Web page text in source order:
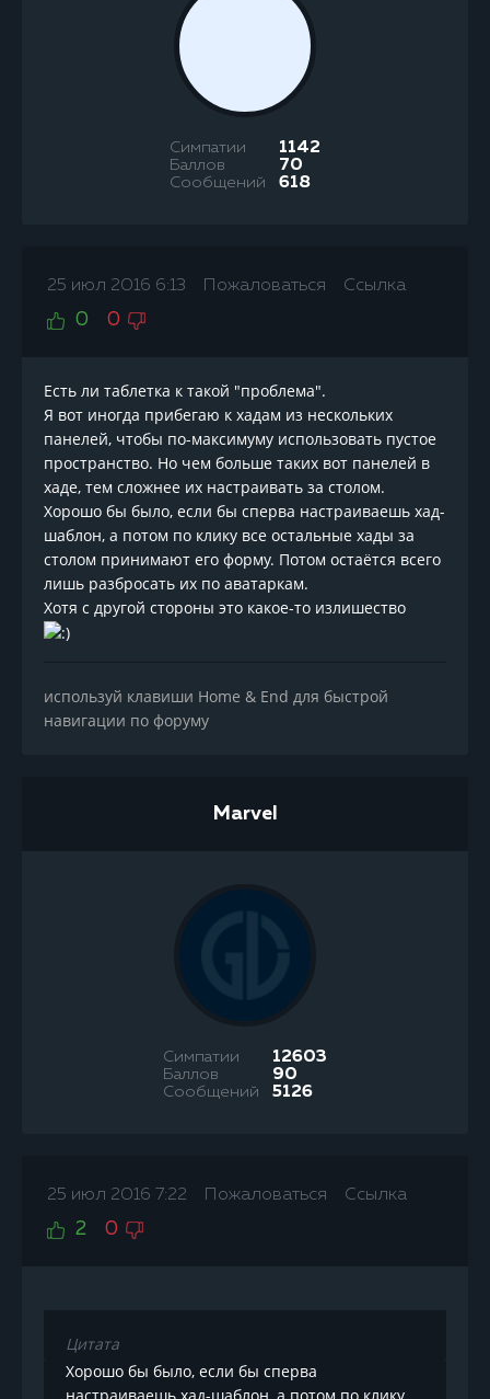
Симпатии 1142
Баллов 70
Сообщений 618
25 июл 2016 6:13 Пожаловаться Ссылка
0 0
Есть ли таблетка к такой "проблема".
Я вот иногда прибегаю к хадам из нескольких
панелей, чтобы по-максимуму использовать пустое
пространство. Но чем больше таких вот панелей в
хаде, тем сложнее их настраивать за столом.
Хорошо бы было, если бы сперва настраиваешь хад-
шаблон, а потом по клику все остальные хады за
столом принимают его форму. Потом остаётся всего
лишь разбросать их по аватаркам.
Хотя с другой стороны это какое-то излишество
используй клавиши Home & End для быстрой
навигации по форуму
Marvel
Симпатии 12603
Баллов 90
Сообщений 5126
25 июл 2016 7:22 Пожаловаться Ссылка
2 0
Цитата
Хорошо бы было, если бы сперва